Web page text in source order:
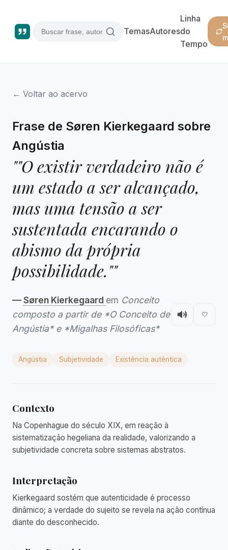
TemasAutores
Linha
do
Tempo
← Voltar ao acervo
Frase de Søren Kierkegaard sobre
Angústia
""O existir verdadeiro não é
um estado a ser alcançado,
mas uma tensão a ser
sustentada encarando o
abismo da própria
possibilidade.""
—Søren Kierkegaard em Conceito
composto a partir de *O Conceito de
Angústia* e *Migalhas Filosóficas*
🤍
Angústia Subjetividade Existência autêntica
Contexto
Na Copenhague do século XIX, em reação à
sistematização hegeliana da realidade, valorizando a
subjetividade concreta sobre sistemas abstratos.
Interpretação
Kierkegaard sostém que autenticidade é processo
dinâmico; a verdade do sujeito se revela na ação contínua
diante do desconhecido.